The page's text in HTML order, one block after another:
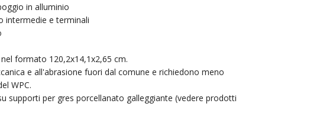
in alluminio
intermedie e terminali
formato 120,2x14,1x2,65 cm.
e all'abrasione fuori dal comune e richiedono meno
WPC.
supporti per gres porcellanato galleggiante (vedere prodotti